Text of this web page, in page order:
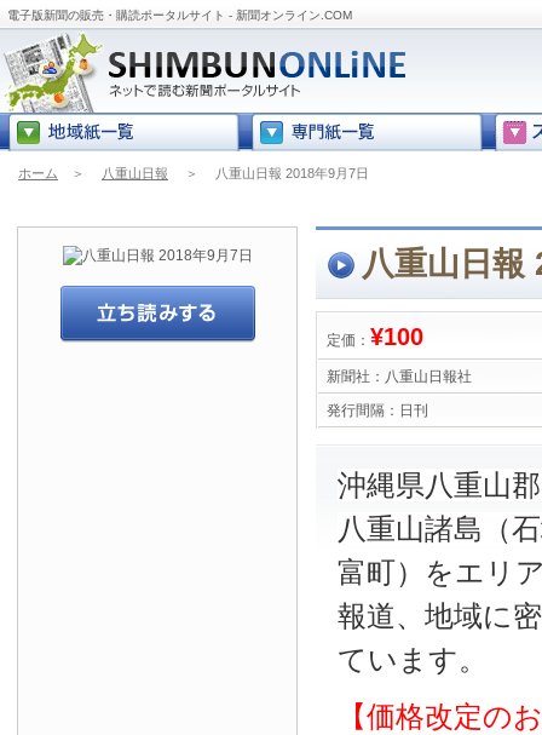
電子版新聞の販売・購読ポータルサイト - 新聞オンライン.COM
ホーム ＞ 八重山日報 ＞ 八重山日報 2018年9月7日
八重山日報
定価： ¥100
新聞社： 八重山日報社
発行間隔： 日刊
沖縄県八重山
八重山諸島（
富町）をエリ
報道、地域に
ています。
【価格改定の